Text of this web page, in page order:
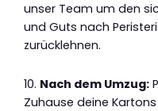
unser Team um den
und Guts nach
zurücklehnen.
10. Nach dem Umzug:
Zuhause deine